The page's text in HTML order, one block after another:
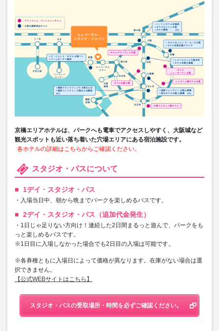
京橋エリアホテルは、パークへも電車でアクセスしやすく、大阪城など
観光スポットも近い落ち着いた穴場エリアにある宿泊施設です。
各ホテルの詳細はこちらからご確認ください。
スタジオ・パスについて
1デイ・スタジオ・パス
・入場当日中、朝から晩までパークを楽しめるパスです。
2デイ・スタジオ・パス（追加代金発生）
・1日じゃ足りない方向け！連続した2日間まるっと遊んで、パークをも
っと楽しめるパスです。
※1日目に入場しなかった場合でも2日目の入場は可能です。
※各券種ともに入場日によって価格が異なります。在庫がない場合は選
択できません。
【公式WEBサイトはこちら】
スタジオ・パスの受取場所・時間を必ずご確認ください。